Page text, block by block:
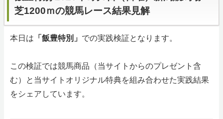
競馬の学校
RSS購読
芝1200ｍの競馬レース結果見解
本日は 「飯豊特別」 での実践検証となります。
この検証では競馬商品（当サイトからのプレゼント含
む）と当サイトオリジナル特典を組み合わせた実践結果
をシェアしています。